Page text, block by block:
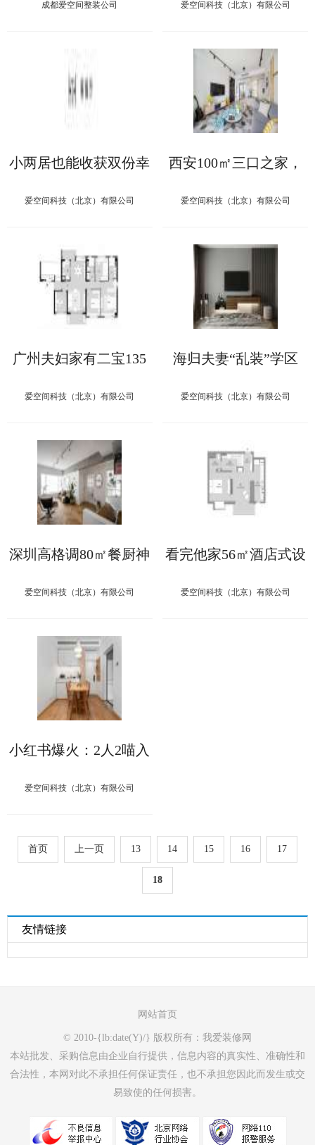
成都爱空间整装公司 爱空间科技（北京）有限公司
小两居也能收获双份幸
爱空间科技（北京）有限公司
西安100㎡三口之家，
爱空间科技（北京）有限公司
广州夫妇家有二宝135
爱空间科技（北京）有限公司
海归夫妻“乱装”学区
爱空间科技（北京）有限公司
深圳高格调80㎡餐厨神
爱空间科技（北京）有限公司
看完他家56㎡酒店式设
爱空间科技（北京）有限公司
小红书爆火：2人2喵入
爱空间科技（北京）有限公司
首页 上一页 13 14 15 16 17
18
友情链接
网站首页
© 2010-{lb:date(Y)/} 版权所有：我爱装修网
本站批发、采购信息由企业自行提供，信息内容的真实性、准确性和
合法性，本网对此不承担任何保证责任，也不承担您因此而发生或交
易致使的任何损害。